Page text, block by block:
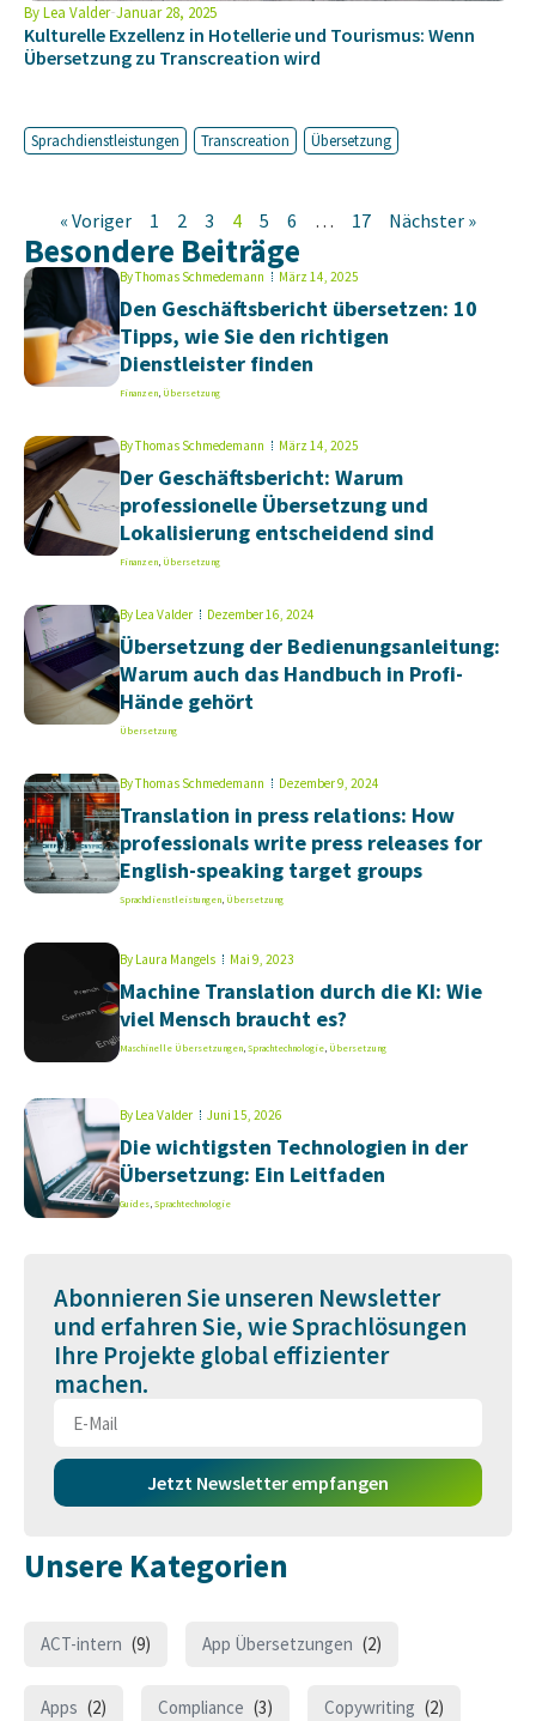
ByLea Valder Januar 28, 2025
Kulturelle Exzellenz in Hotellerie und Tourismus: Wenn
Übersetzung zu Transcreation wird
Sprachdienstleistungen Transcreation Übersetzung
« Voriger 1 2 3 4 5 6 … 17 Nächster »
Besondere Beiträge
ByThomas Schmedemann März 14, 2025
Den Geschäftsbericht übersetzen: 10
Tipps, wie Sie den richtigen
Dienstleister finden
Finanzen, Übersetzung
ByThomas Schmedemann März 14, 2025
Der Geschäftsbericht: Warum
professionelle Übersetzung und
Lokalisierung entscheidend sind
Finanzen, Übersetzung
By Lea Valder Dezember 16, 2024
Übersetzung der Bedienungsanleitung:
Warum auch das Handbuch in Profi-
Hände gehört
Übersetzung
ByThomas Schmedemann Dezember 9, 2024
Translation in press relations: How
professionals write press releases for
English-speaking target groups
Sprachdienstleistungen, Übersetzung
By Laura Mangels Mai 9, 2023
Machine Translation durch die KI: Wie
viel Mensch braucht es?
Maschinelle Übersetzungen,Sprachtechnologie, Übersetzung
By Lea Valder Juni 15, 2026
Die wichtigsten Technologien in der
Übersetzung: Ein Leitfaden
Guides,Sprachtechnologie
Abonnieren Sie unseren Newsletter
und erfahren Sie, wie Sprachlösungen
Ihre Projekte global effizienter
machen.
Jetzt Newsletter empfangen
Unsere Kategorien
ACT-intern (9) App Übersetzungen (2)
Apps (2) Compliance (3) Copywriting (2)